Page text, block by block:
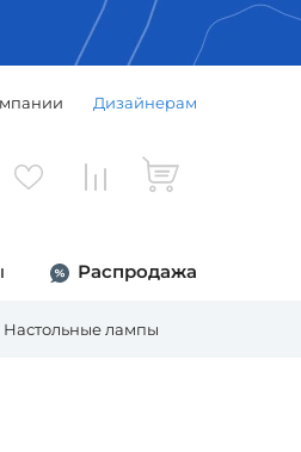
Дизайнерам
Распродажа
Настольные лампы